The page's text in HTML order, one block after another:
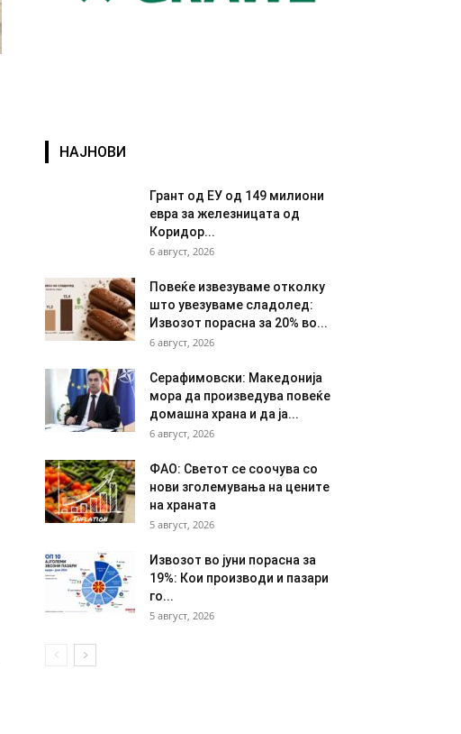
НАЈНОВИ
Грант од ЕУ од 149 милиони
евра за железницата од
Коридор...
6 август, 2026
Повеќе извезуваме отколку
што увезуваме сладолед:
Извозот порасна за 20% во...
6 август, 2026
Серафимовски: Македонија
мора да произведува повеќе
домашна храна и да ја...
6 август, 2026
ФАО: Светот се соочува со
нови зголемувања на цените
на храната
5 август, 2026
Извозот во јуни порасна за
19%: Кои производи и пазари
го...
5 август, 2026